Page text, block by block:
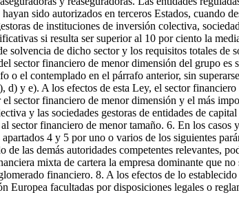
sido autorizados en terceros Estados, cuando
de instituciones de inversión colectiva,
si resulta ser superior al 10 por ciento la
solvencia de dicho sector y los requisitos totales
sector financiero de menor dimensión del grupo
o el contemplado en el párrafo anterior, sin
d) y e). A los efectos de esta Ley, el sector
sector financiero de menor dimensión y el más
y las sociedades gestoras de entidades de
sector financiero de menor tamaño. 6. En los
4 y 5 por uno o varios de los siguientes
de las demás autoridades competentes relevantes,
mixta de cartera la empresa dominante que
financiero. 8. A los efectos de lo
Europea facultadas por disposiciones legales o